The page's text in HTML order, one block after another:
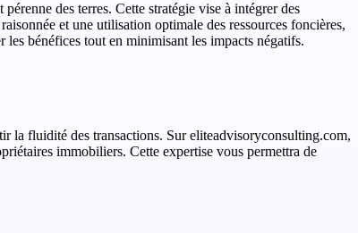
des terres. Cette stratégie vise à intégrer des
et une utilisation optimale des ressources foncières,
bénéfices tout en minimisant les impacts négatifs.
la fluidité des transactions. Sur eliteadvisoryconsulting.com,
immobiliers. Cette expertise vous permettra de